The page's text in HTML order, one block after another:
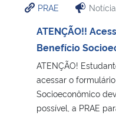
PRAE Notícia
ATENÇÃO!!
Benefício
ATENÇÃO!
acessar o
Socioeconômico
possível, a PRAE